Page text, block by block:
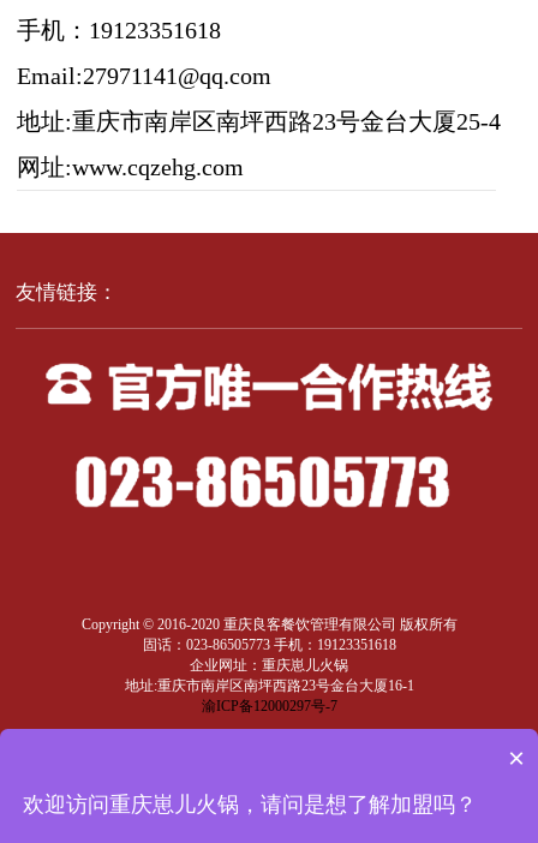
手机：19123351618
Email:27971141@qq.com
地址:重庆市南岸区南坪西路23号金台大厦25-4
网址:www.cqzehg.com
友情链接：
Copyright © 2016-2020 重庆良客餐饮管理有限公司 版权所有
固话：023-86505773 手机：19123351618
企业网址：重庆崽儿火锅
地址:重庆市南岸区南坪西路23号金台大厦16-1
渝ICP备12000297号-7
×
欢迎访问重庆崽儿火锅，请问是想了解加盟吗？